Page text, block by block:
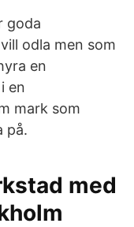
goda
odla men som
en
en
mark som
på.
med